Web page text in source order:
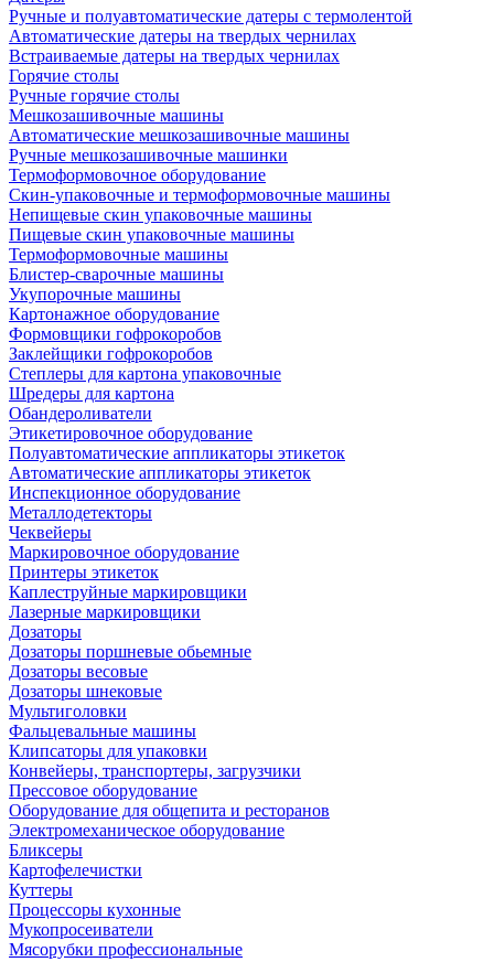
Ручные и полуавтоматические датеры с термолентой
Автоматические датеры на твердых чернилах
Встраиваемые датеры на твердых чернилах
Горячие столы
Ручные горячие столы
Мешкозашивочные машины
Автоматические мешкозашивочные машины
Ручные мешкозашивочные машинки
Термоформовочное оборудование
Скин-упаковочные и термоформовочные машины
Непищевые скин упаковочные машины
Пищевые скин упаковочные машины
Термоформовочные машины
Блистер-сварочные машины
Укупорочные машины
Картонажное оборудование
Формовщики гофрокоробов
Заклейщики гофрокоробов
Степлеры для картона упаковочные
Шредеры для картона
Обандероливатели
Этикетировочное оборудование
Полуавтоматические аппликаторы этикеток
Автоматические аппликаторы этикеток
Инспекционное оборудование
Металлодетекторы
Чеквейеры
Маркировочное оборудование
Принтеры этикеток
Каплеструйные маркировщики
Лазерные маркировщики
Дозаторы
Дозаторы поршневые обьемные
Дозаторы весовые
Дозаторы шнековые
Мультиголовки
Фальцевальные машины
Клипсаторы для упаковки
Конвейеры, транспортеры, загрузчики
Прессовое оборудование
Оборудование для общепита и ресторанов
Электромеханическое оборудование
Бликсеры
Картофелечистки
Куттеры
Процессоры кухонные
Мукопросеиватели
Мясорубки профессиональные